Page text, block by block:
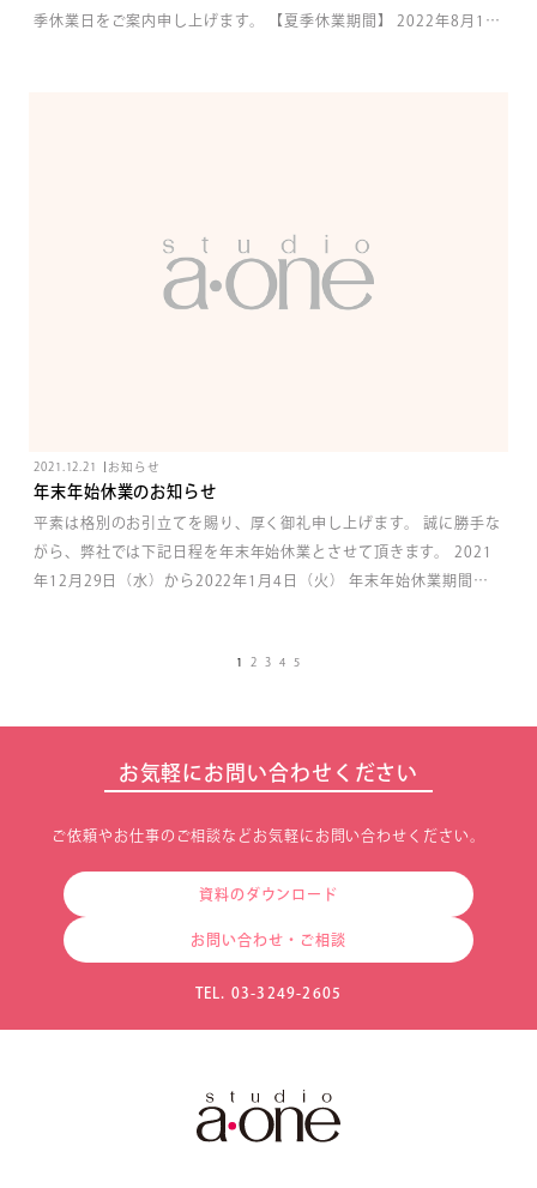
季休業日をご案内申し上げます。 【夏季休業期間】 2022年8月15
2021.12.21 お知らせ
年末年始休業のお知らせ
平素は格別のお引立てを賜り、厚く御礼申し上げます。 誠に勝手な
がら、弊社では下記日程を年末年始休業とさせて頂きます。 2021
年12月29日（水）から2022年1月4日（火） 年末年始休業期間の
1 2 3 4 5
お気軽にお問い合わせください
ご依頼やお仕事のご相談などお気軽にお問い合わせください。
資料のダウンロード
お問い合わせ・ご相談
TEL. 03-3249-2605